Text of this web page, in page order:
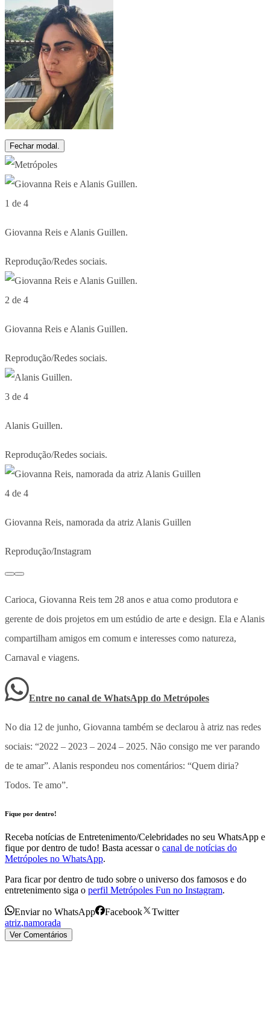
Fechar modal.
1 de 4
Giovanna Reis e Alanis Guillen.
Reprodução/Redes sociais.
2 de 4
Giovanna Reis e Alanis Guillen.
Reprodução/Redes sociais.
3 de 4
Alanis Guillen.
Reprodução/Redes sociais.
4 de 4
Giovanna Reis, namorada da atriz Alanis Guillen
Reprodução/Instagram
Carioca, Giovanna Reis tem 28 anos e atua como produtora e
gerente de dois projetos em um estúdio de arte e design. Ela e Alanis
compartilham amigos em comum e interesses como natureza,
Carnaval e viagens.
Entre no canal de WhatsApp do Metrópoles
No dia 12 de junho, Giovanna também se declarou à atriz nas redes
sociais: “2022 – 2023 – 2024 – 2025. Não consigo me ver parando
de te amar”. Alanis respondeu nos comentários: “Quem diria?
Todos. Te amo”.
Fique por dentro!
Receba notícias de Entretenimento/Celebridades no seu WhatsApp e
fique por dentro de tudo! Basta acessar o canal de notícias do
Metrópoles no WhatsApp.
Para ficar por dentro de tudo sobre o universo dos famosos e do
entretenimento siga o perfil Metrópoles Fun no Instagram.
Enviar no WhatsApp Facebook
Twitter
atriz,namorada
Ver Comentários